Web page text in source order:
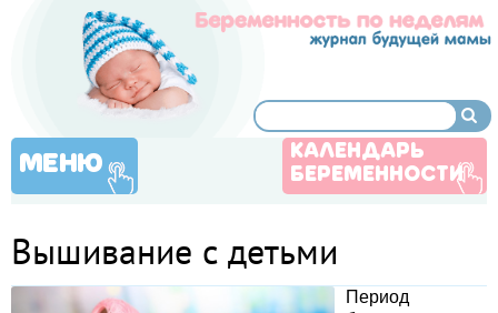
МЕНЮ
КАЛЕНДАРЬ
БЕРЕМЕННОСТИ
Вышивание с детьми
Период